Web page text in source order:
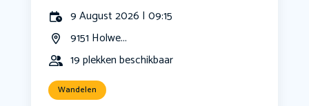
9 August 2026 | 09:15
9151 Holwe...
19 plekken beschikbaar
Wandelen